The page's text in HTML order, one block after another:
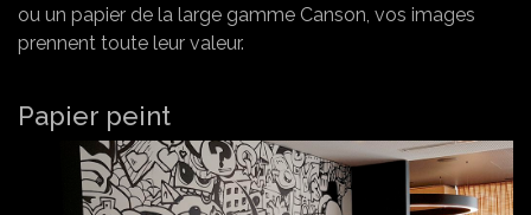
ou un papier de la large gamme Canson, vos images
prennent toute leur valeur.
Papier peint